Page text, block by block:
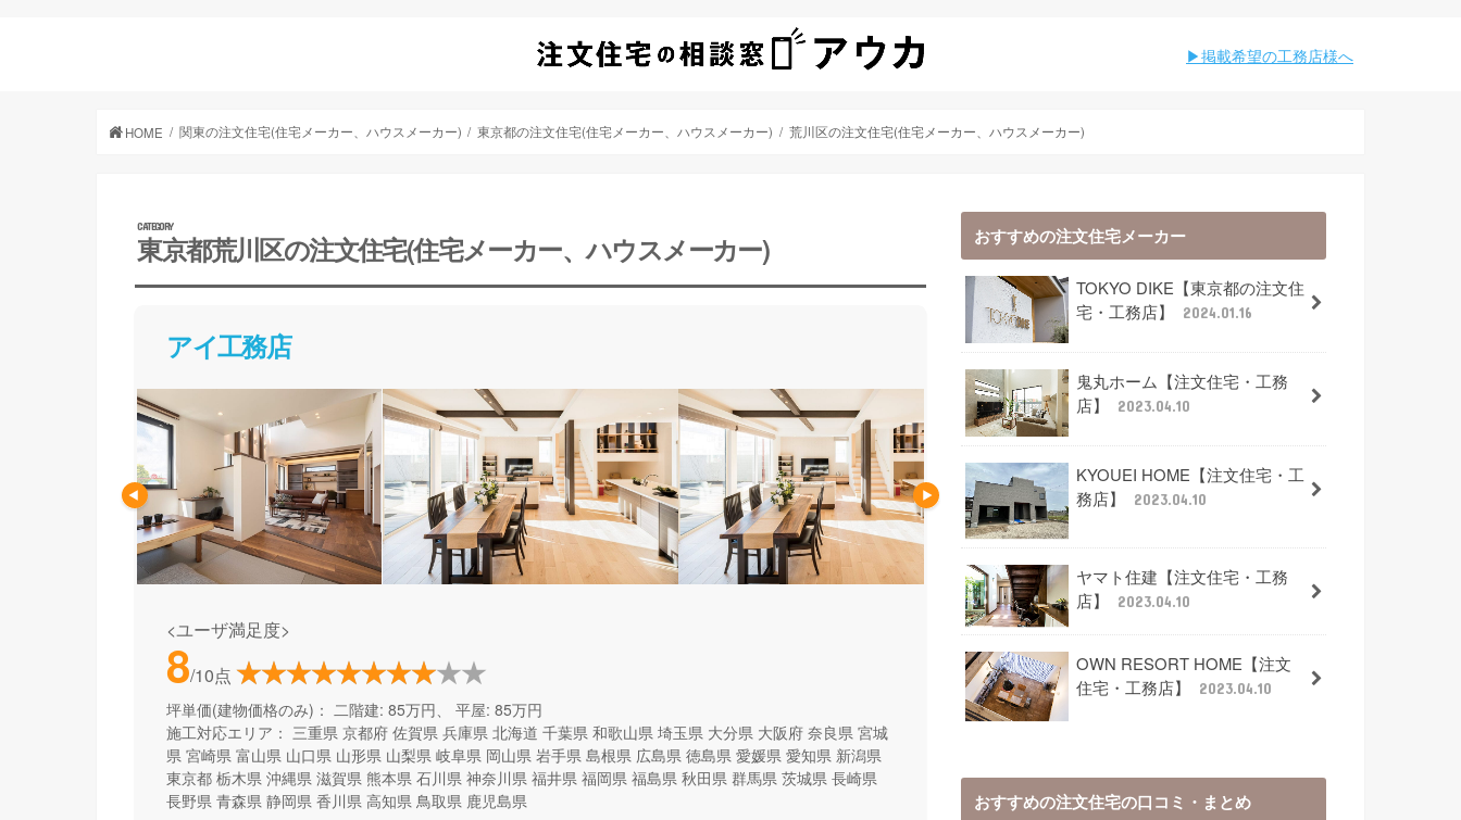
︎︎掲載希望の工務店様へ
HOME 関東の注文住宅(住宅メーカー、ハウスメーカー) 東京都の注文住宅(住宅メーカー、ハウスメーカー) 荒川区の注文住宅(住宅メーカー、ハウスメーカー)
東京都荒川区の注文住宅(住宅メーカー、ハウスメーカー)
アイ工務店
<ユーザ満足度>
8/10点
坪単価(建物価格のみ)： 二階建: 85万円、 平屋: 85万円
施工対応エリア： 三重県 京都府 佐賀県 兵庫県 北海道 千葉県 和歌山県 埼玉県 大分県 大阪府 奈良県 宮城
県 宮崎県 富山県 山口県 山形県 山梨県 岐阜県 岡山県 岩手県 島根県 広島県 徳島県 愛媛県 愛知県 新潟県
東京都 栃木県 沖縄県 滋賀県 熊本県 石川県 神奈川県 福井県 福岡県 福島県 秋田県 群馬県 茨城県 長崎県
長野県 青森県 静岡県 香川県 高知県 鳥取県 鹿児島県
おすすめの注文住宅メーカー
TOKYO DIKE【東京都の注文住
宅・工務店】
2024.01.16
鬼丸ホーム【注文住宅・工務
店】
2023.04.10
KYOUEI HOME【注文住宅・工
務店】
2023.04.10
ヤマト住建【注文住宅・工務
店】
2023.04.10
OWN RESORT HOME【注文
住宅・工務店】
2023.04.10
おすすめの注文住宅の口コミ・まとめ